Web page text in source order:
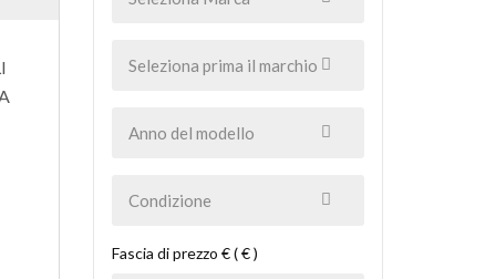
Fascia di prezzo € ( € )